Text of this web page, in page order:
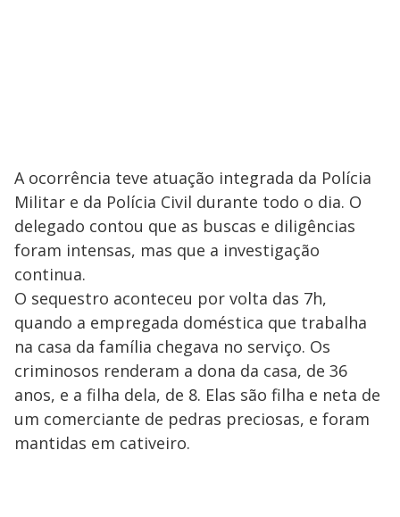
A ocorrência teve atuação integrada da Polícia
Militar e da Polícia Civil durante todo o dia. O
delegado contou que as buscas e diligências
foram intensas, mas que a investigação
continua.
O sequestro aconteceu por volta das 7h,
quando a empregada doméstica que trabalha
na casa da família chegava no serviço. Os
criminosos renderam a dona da casa, de 36
anos, e a filha dela, de 8. Elas são filha e neta de
um comerciante de pedras preciosas, e foram
mantidas em cativeiro.